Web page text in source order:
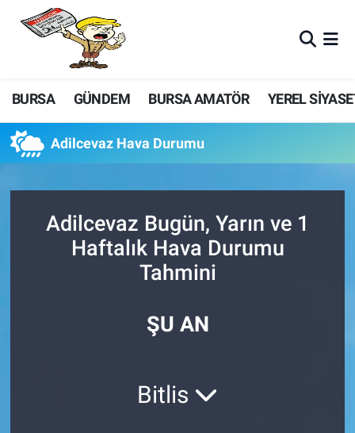
BURSA GÜNDEM BURSA AMATÖR YEREL
Adilcevaz Hava Durumu
Adilcevaz Bugün, Yarın ve 1
Haftalık Hava Durumu
Tahmini
ŞU AN
Bitlis